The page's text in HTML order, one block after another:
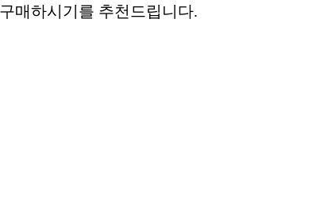
매하시기를 추천드립니다.